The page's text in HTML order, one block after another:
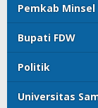
Pemkab Minsel
Bupati FDW
Politik
Universitas